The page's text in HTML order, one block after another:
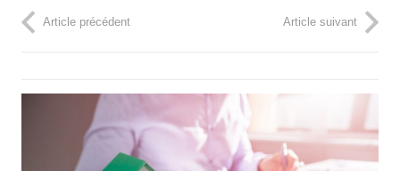
Article précédent Article suivant